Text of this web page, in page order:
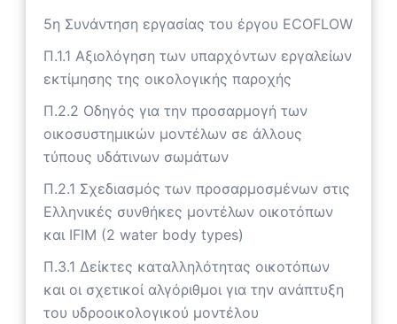
5η Συνάντηση εργασίας του έργου ECOFLOW
Π.1.1 Αξιολόγηση των υπαρχόντων εργαλείων
εκτίμησης της οικολογικής παροχής
Π.2.2 Οδηγός για την προσαρμογή των
οικοσυστημικών μοντέλων σε άλλους
τύπους υδάτινων σωμάτων
Π.2.1 Σχεδιασμός των προσαρμοσμένων στις
Ελληνικές συνθήκες μοντέλων οικοτόπων
και IFIM (2 water body types)
Π.3.1 Δείκτες καταλληλότητας οικοτόπων
και οι σχετικοί αλγόριθμοι για την ανάπτυξη
του υδροοικολογικού μοντέλου